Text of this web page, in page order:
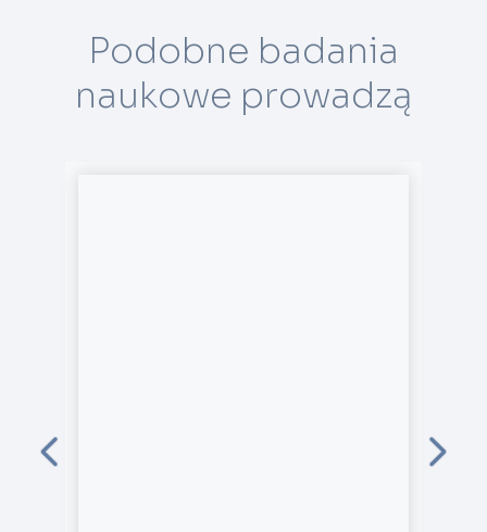
Podobne badania
naukowe prowadzą